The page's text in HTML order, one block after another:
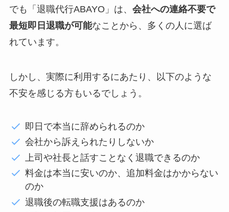
でも「退職代行ABAYO」は、 会社への連絡不要で
最短即日退職が可能なことから、多くの人に選ば
れています。
しかし、実際に利用するにあたり、以下のような
不安を感じる方もいるでしょう。
即日で本当に辞められるのか
会社から訴えられたりしないか
上司や社長と話すことなく退職できるのか
料金は本当に安いのか、追加料金はかからない
のか
退職後の転職支援はあるのか